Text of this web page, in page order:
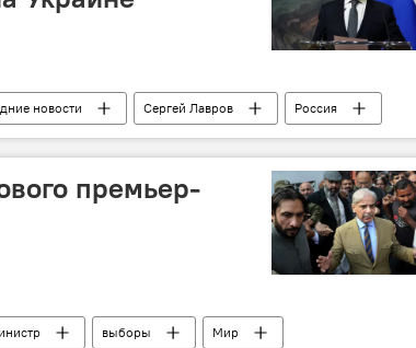
новости Сергей Лавров
Россия
премьер-
выборы Мир